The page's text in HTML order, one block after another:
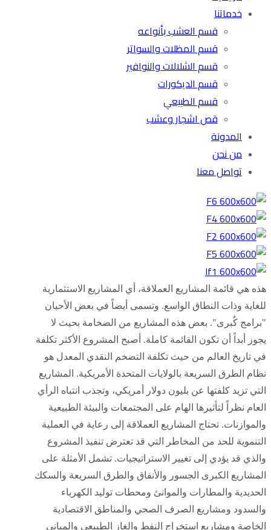
خدماتنا
قسم العشب بأنواعه
قسم المظلات والسواتر
قسم الشلالات والنوافير
قسم الديكورات
قسم الطبيعي
قص اشجار وعشب
المدونة
من نحن
تواصل معنا
هذه هي قائمة المشاريع العملاقة، أي المشاريع الاستثمارية
للغاية وذات النطاق الواسع. وتسمى أيضاً في بعض الأحيان
"برامج كُبرى". بعض هذه المشاريع من الضخامة بحيث لا
يجوز أبداً أن تكون القائمة كاملة. أصبح المشروع الأكثر تكلفة
في تاريخ العالم من حيث تكلفة التضخم النقدي المعدل هو
نظام الطرق السريعة بالولايات المتحدة الأمريكية. المشاريع
التي تزيد كلفتها عن بليون دولار أمريكي، وتجذب انتباه الرأي
العام نظراً لتأثيرها الهام على المجتمعات والبيئة الطبيعية
والموازنات. تحتاج المشاريع العملاقة إلى رعاية في العملية
التنموية للحد من المخاطر التي قد تعترض تنفيذ المشروع
والذي قد يؤدي إلى تغيير الاستراتيجيات. تشمل الأمثلة على
المشاريع الكبرى الجسور والأنفاق والطرق السريعة والسكك
الحديدية والمطارات والموانئ ومحطات توليد الكهرباء
والسدود ومشاريع الصرف الصحي والمناطق الاقتصادية
الخاصة ومشاريع استخراج النفط والغاز الطبيعي والمباني